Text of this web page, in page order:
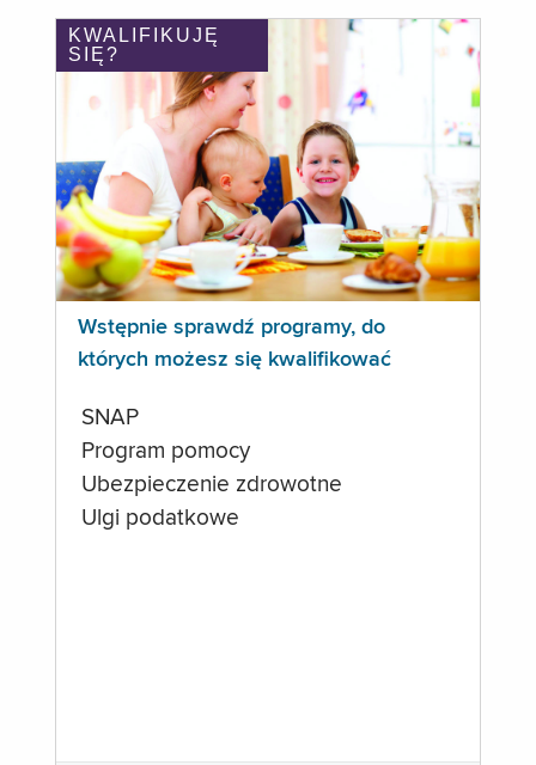
KWALIFIKUJĘ
SIĘ?
Wstępnie sprawdź programy, do
których możesz się kwalifikować
SNAP
Program pomocy
Ubezpieczenie zdrowotne
Ulgi podatkowe